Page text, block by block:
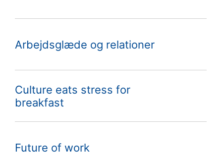
Arbejdsglæde og relationer
Culture eats stress for
breakfast
Future of work